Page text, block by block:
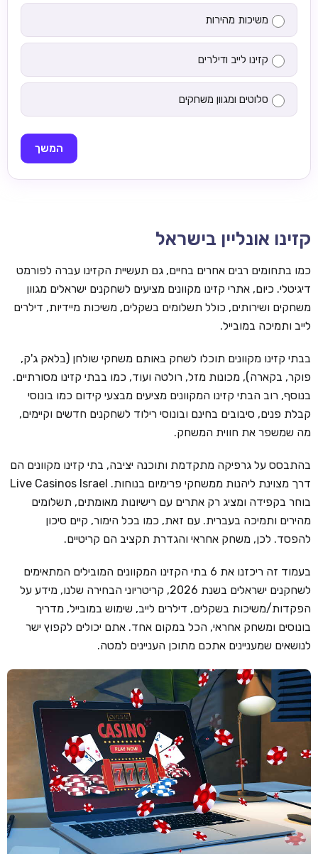
משיכות מהירות
קזינו לייב ודילרים
סלוטים ומגוון משחקים
המשך
קזינו אונליין בישראל
כמו בתחומים רבים אחרים בחיים, גם תעשיית הקזינו עברה לפורמט
דיגיטלי. כיום, אתרי קזינו מקוונים מציעים לשחקנים ישראלים מגוון
משחקים ושירותים, כולל תשלומים בשקלים, משיכות מיידיות, דילרים
לייב ותמיכה במובייל.
בבתי קזינו מקוונים תוכלו לשחק באותם משחקי שולחן (בלאק ג'ק,
פוקר, בקארה), מכונות מזל, רולטה ועוד, כמו בבתי קזינו מסורתיים.
בנוסף, רוב הבתי קזינו המקוונים מציעים מבצעי קידום כמו בונוסי
קבלת פנים, סיבובים בחינם ובונוסי רילוד לשחקנים חדשים וקיימים,
מה שמשפר את חווית המשחק.
בהתבסס על גרפיקה מתקדמת ותוכנה יציבה, בתי קזינו מקוונים הם
דרך מצוינת ליהנות ממשחקי פרימיום בנוחות. Live Casinos Israel
בוחר בקפידה ומציג רק אתרים עם רישיונות מאומתים, תשלומים
מהירים ותמיכה בעברית. עם זאת, כמו בכל הימור, קיים סיכון
להפסד. לכן, משחק אחראי והגדרת תקציב הם קריטיים.
בעמוד זה ריכזנו את 6 בתי הקזינו המקוונים המובילים המתאימים
לשחקנים ישראלים בשנת 2026, קריטריוני הבחירה שלנו, מידע על
הפקדות/משיכות בשקלים, דילרים לייב, שימוש במובייל, מדריך
בונוסים ומשחק אחראי, הכל במקום אחד. אתם יכולים לקפוץ ישר
לנושאים שמעניינים אתכם מתוכן העניינים למטה.